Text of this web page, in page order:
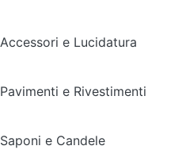
Accessori e Lucidatura
Pavimenti e Rivestimenti
Saponi e Candele